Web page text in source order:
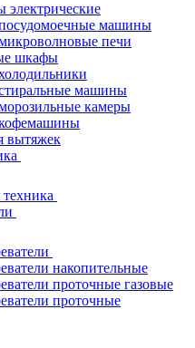
машины
печи
шкафы
машины
камеры
вытяжек
накопительные
проточные газовые
проточные